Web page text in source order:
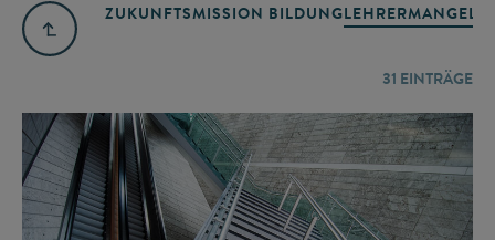
ZUKUNFTSMISSION BILDUNGLEHRERMANGEL
31 EINTRÄGE